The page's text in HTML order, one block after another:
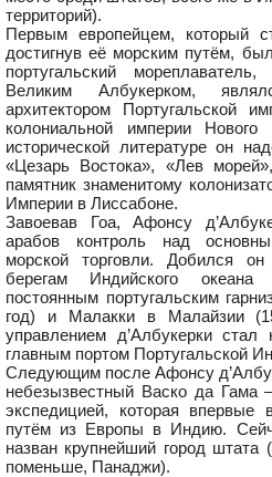
территорий).
Первым европейцем, который
достигнув её морским путём,
португальский
Великим Албукерком,
архитектором Португальской
колониальной империи Нового
исторической литературе он
«Цезарь Востока», «Лев
памятник знаменитому
Империи в Лиссабоне.
Завоевав Гоа, Афонсу
арабов контроль над
морской торговли. Добился
берегам Индийского
постоянным португальским
год) и Малакки в Малайзии
управлением д’Албукерки
главным портом Португальской
Следующим после Афонсу
небезызвестный Васко да Гама
экспедицией, которая
путём из Европы в Индию.
назван крупнейший город штата
поменьше, Панаджи).